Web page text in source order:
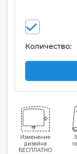
Количество:
Изменение
дизайна
БЕСПЛАТНО